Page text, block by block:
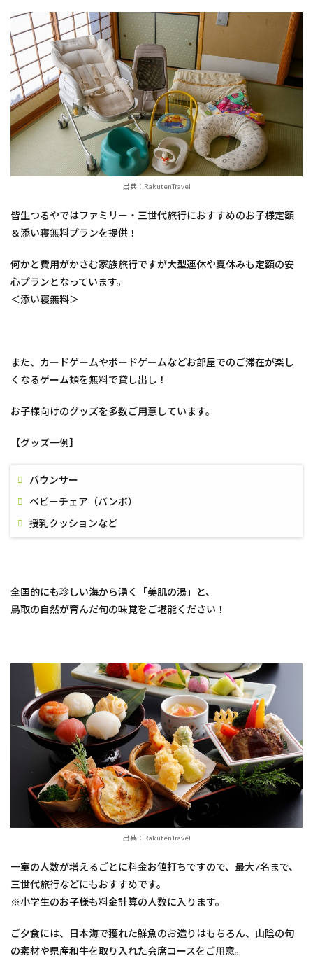
出典：RakutenTravel
皆生つるやではファミリー・三世代旅行におすすめのお子様定額
＆添い寝無料プランを提供！
何かと費用がかさむ家族旅行ですが大型連休や夏休みも定額の安
心プランとなっています。
＜添い寝無料＞
また、カードゲームやボードゲームなどお部屋でのご滞在が楽し
くなるゲーム類を無料で貸し出し！
お子様向けのグッズを多数ご用意しています。
【グッズ一例】
バウンサー
ベビーチェア（バンボ）
授乳クッションなど
全国的にも珍しい海から湧く「美肌の湯」と、
鳥取の自然が育んだ旬の味覚をご堪能ください！
出典：RakutenTravel
一室の人数が増えるごとに料金お値打ちですので、最大7名まで、
三世代旅行などにもおすすめです。
※小学生のお子様も料金計算の人数に入ります。
ご夕食には、日本海で獲れた鮮魚のお造りはもちろん、山陰の旬
の素材や県産和牛を取り入れた会席コースをご用意。